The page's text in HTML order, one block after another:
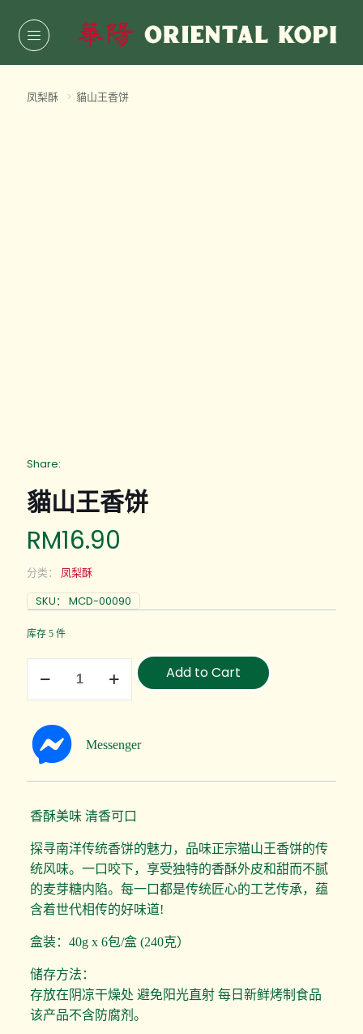
凤梨酥 > 貓山王香饼
Share:
貓山王香饼
RM16.90
分类： 凤梨酥
SKU： MCD-00090
库存 5 件
Add to Cart
Messenger
香酥美味 清香可口
探寻南洋传统香饼的魅力，品味正宗猫山王香饼的传
统风味。一口咬下，享受独特的香酥外皮和甜而不腻
的麦芽糖内陷。每一口都是传统匠心的工艺传承，蕴
含着世代相传的好味道!
盒装：40g x 6包/盒 (240克）
储存方法：
存放在阴凉干燥处 避免阳光直射 每日新鲜烤制食品
该产品不含防腐剂。